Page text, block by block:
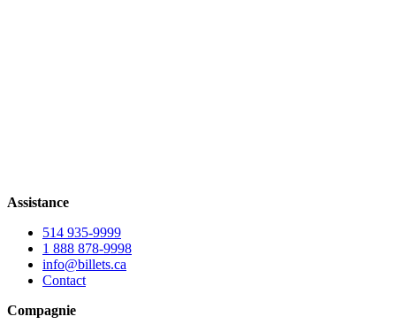
Assistance
514 935-9999
1 888 878-9998
info@billets.ca
Contact
Compagnie